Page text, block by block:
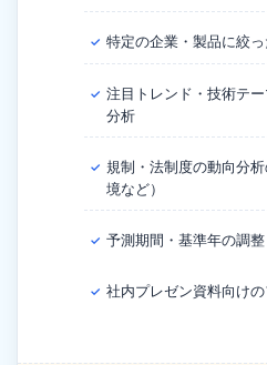
✓ 特定の企業・製品に絞
✓ 注目トレンド・技術テ
分析
✓ 規制・法制度の動向分
境など）
✓ 予測期間・基準年の調整
✓ 社内プレゼン資料向け